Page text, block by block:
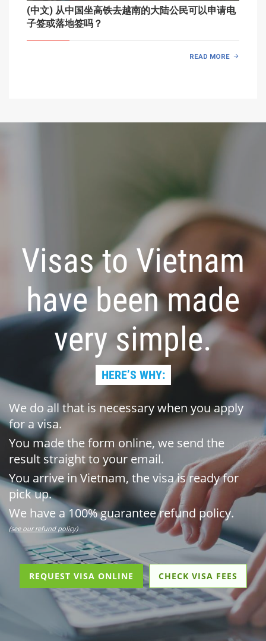
(中文) 从中国坐高铁去越南的大陆公民可以申请电
子签或落地签吗？
READ MORE
Visas to Vietnam
have been made
very simple.
HERE’S WHY:
We do all that is necessary when you apply
for a visa.
You made the form online, we send the
result straight to your email.
You arrive in Vietnam, the visa is ready for
pick up.
We have a 100% guarantee refund policy.
(see our refund policy)
REQUEST VISA ONLINE CHECK VISA FEES